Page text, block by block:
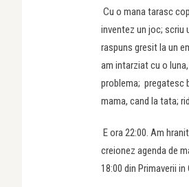
Cu o mana tarasc
inventez un joc; scriu
raspuns gresit la un
am intarziat cu o
problema; pregatesc
mama, cand la tata;
E ora 22:00. Am
creionez agenda de
18:00 din Primaverii